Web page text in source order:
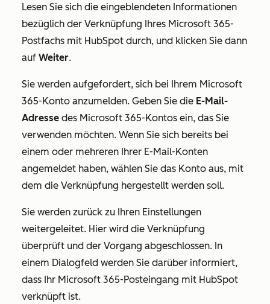
Lesen Sie sich die eingeblendeten Informationen
bezüglich der Verknüpfung Ihres Microsoft 365-
Postfachs mit HubSpot durch, und klicken Sie dann
auf Weiter.
Sie werden aufgefordert, sich bei Ihrem Microsoft
365-Konto anzumelden. Geben Sie die E-Mail-
Adresse des Microsoft 365-Kontos ein, das Sie
verwenden möchten. Wenn Sie sich bereits bei
einem oder mehreren Ihrer E-Mail-Konten
angemeldet haben, wählen Sie das Konto aus, mit
dem die Verknüpfung hergestellt werden soll.
Sie werden zurück zu Ihren Einstellungen
weitergeleitet. Hier wird die Verknüpfung
überprüft und der Vorgang abgeschlossen. In
einem Dialogfeld werden Sie darüber informiert,
dass Ihr Microsoft 365-Posteingang mit HubSpot
verknüpft ist.